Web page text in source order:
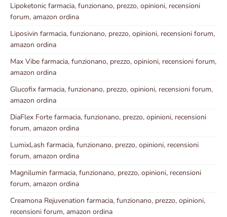
Lipoketonic farmacia, funzionano, prezzo, opinioni, recensioni
forum, amazon ordina
Liposivin farmacia, funzionano, prezzo, opinioni, recensioni forum,
amazon ordina
Max Vibe farmacia, funzionano, prezzo, opinioni, recensioni forum,
amazon ordina
Glucofix farmacia, funzionano, prezzo, opinioni, recensioni forum,
amazon ordina
DiaFlex Forte farmacia, funzionano, prezzo, opinioni, recensioni
forum, amazon ordina
LumixLash farmacia, funzionano, prezzo, opinioni, recensioni
forum, amazon ordina
Magnilumin farmacia, funzionano, prezzo, opinioni, recensioni
forum, amazon ordina
Creamona Rejuvenation farmacia, funzionano, prezzo, opinioni,
recensioni forum, amazon ordina